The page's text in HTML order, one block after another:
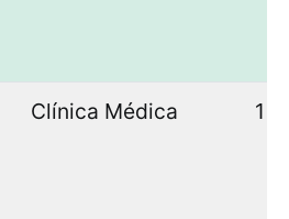
Clínica Médica 1